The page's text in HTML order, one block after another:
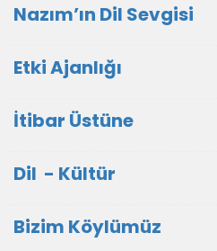
Nazım’ın Dil Sevgisi
Etki Ajanlığı
İtibar Üstüne
Dil - Kültür
Bizim Köylümüz